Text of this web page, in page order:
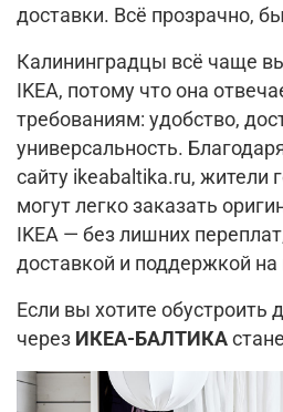
доставки. Всё прозрачно,
Калининградцы всё чаще
IKEA, потому что она
требованиям: удобство,
универсальность.
сайту ikeabaltika.ru, жители
могут легко заказать
IKEA — без лишних
доставкой и поддержкой на
Если вы хотите обустроить
через ИКЕА-БАЛТИКА